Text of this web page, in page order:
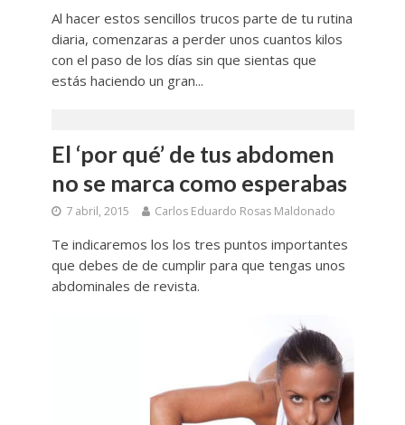
Al hacer estos sencillos trucos parte de tu rutina
diaria, comenzaras a perder unos cuantos kilos
con el paso de los días sin que sientas que
estás haciendo un gran...
El ‘por qué’ de tus abdomen
no se marca como esperabas
7 abril, 2015 Carlos Eduardo Rosas Maldonado
Te indicaremos los los tres puntos importantes
que debes de de cumplir para que tengas unos
abdominales de revista.